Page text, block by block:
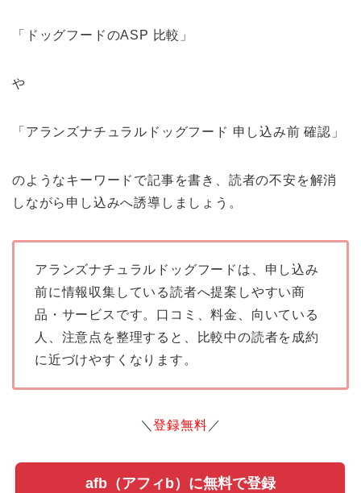
「ドッグフードのASP 比較」
や
「アランズナチュラルドッグフード 申し込み前 確認」
のようなキーワードで記事を書き、読者の不安を解消
しながら申し込みへ誘導しましょう。
アランズナチュラルドッグフードは、申し込み
前に情報収集している読者へ提案しやすい商
品・サービスです。口コミ、料金、向いている
人、注意点を整理すると、比較中の読者を成約
に近づけやすくなります。
＼登録無料 ／
afb（アフィb）に無料で登録